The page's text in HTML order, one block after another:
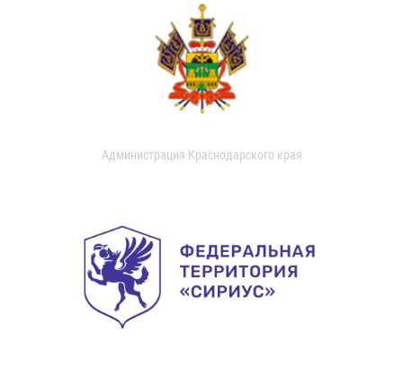
Администрация Краснодарского края